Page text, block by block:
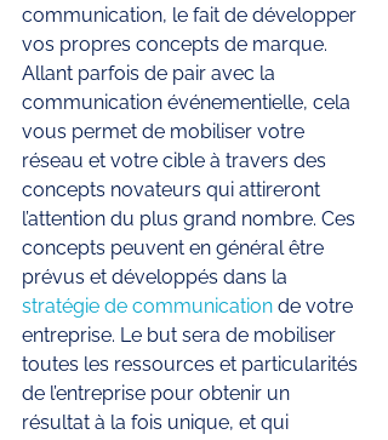
communication, le fait de développer
vos propres concepts de marque.
Allant parfois de pair avec la
communication événementielle, cela
vous permet de mobiliser votre
réseau et votre cible à travers des
concepts novateurs qui attireront
l’attention du plus grand nombre. Ces
concepts peuvent en général être
prévus et développés dans la
stratégie de communication de votre
entreprise. Le but sera de mobiliser
toutes les ressources et particularités
de l’entreprise pour obtenir un
résultat à la fois unique, et qui